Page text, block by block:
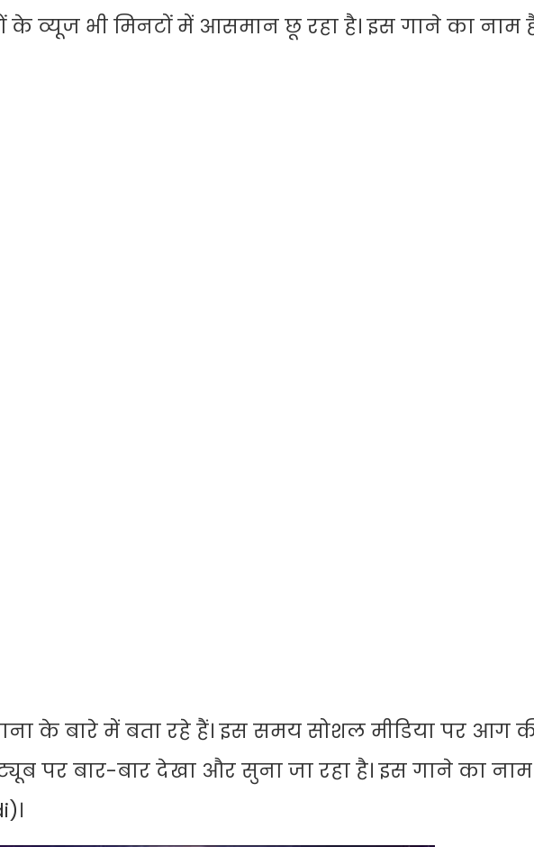
के व्यूज भी मिनटों में आसमान छू रहा है। इस गाने का नाम है
के बारे में बता रहे हैं। इस समय सोशल मीडिया पर आग
पर बार-बार देखा और सुना जा रहा है। इस गाने का नाम